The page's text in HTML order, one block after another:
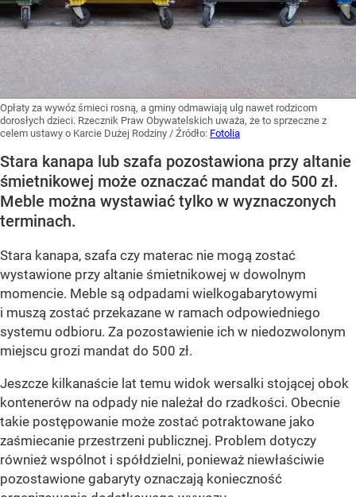
Opłaty za wywóz śmieci rosną, a gminy odmawiają ulg nawet rodzicom
dorosłych dzieci. Rzecznik Praw Obywatelskich uważa, że to sprzeczne z
celem ustawy o Karcie Dużej Rodziny / Źródło: Fotolia
Stara kanapa lub szafa pozostawiona przy altanie
śmietnikowej może oznaczać mandat do 500 zł.
Meble można wystawiać tylko w wyznaczonych
terminach.
Stara kanapa, szafa czy materac nie mogą zostać
wystawione przy altanie śmietnikowej w dowolnym
momencie. Meble są odpadami wielkogabarytowymi
i muszą zostać przekazane w ramach odpowiedniego
systemu odbioru. Za pozostawienie ich w niedozwolonym
miejscu grozi mandat do 500 zł.
Jeszcze kilkanaście lat temu widok wersalki stojącej obok
kontenerów na odpady nie należał do rzadkości. Obecnie
takie postępowanie może zostać potraktowane jako
zaśmiecanie przestrzeni publicznej. Problem dotyczy
również wspólnot i spółdzielni, ponieważ niewłaściwie
pozostawione gabaryty oznaczają konieczność